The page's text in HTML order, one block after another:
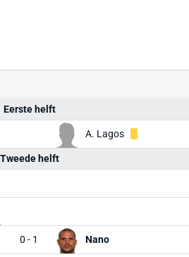
Eerste helft
A. Lagos
Tweede helft
0 - 1 Nano